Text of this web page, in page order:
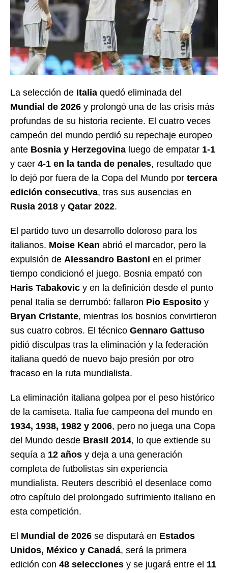
La selección de Italia quedó eliminada del
Mundial de 2026 y prolongó una de las crisis más
profundas de su historia reciente. El cuatro veces
campeón del mundo perdió su repechaje europeo
ante Bosnia y Herzegovina luego de empatar 1-1
y caer 4-1 en la tanda de penales, resultado que
lo dejó por fuera de la Copa del Mundo por tercera
edición consecutiva, tras sus ausencias en
Rusia 2018 y Qatar 2022.
El partido tuvo un desarrollo doloroso para los
italianos. Moise Kean abrió el marcador, pero la
expulsión de Alessandro Bastoni en el primer
tiempo condicionó el juego. Bosnia empató con
Haris Tabakovic y en la definición desde el punto
penal Italia se derrumbó: fallaron Pio Esposito y
Bryan Cristante, mientras los bosnios convirtieron
sus cuatro cobros. El técnico Gennaro Gattuso
pidió disculpas tras la eliminación y la federación
italiana quedó de nuevo bajo presión por otro
fracaso en la ruta mundialista.
La eliminación italiana golpea por el peso histórico
de la camiseta. Italia fue campeona del mundo en
1934, 1938, 1982 y 2006, pero no juega una Copa
del Mundo desde Brasil 2014, lo que extiende su
sequía a 12 años y deja a una generación
completa de futbolistas sin experiencia
mundialista. Reuters describió el desenlace como
otro capítulo del prolongado sufrimiento italiano en
esta competición.
El Mundial de 2026 se disputará en Estados
Unidos, México y Canadá, será la primera
edición con 48 selecciones y se jugará entre el 11